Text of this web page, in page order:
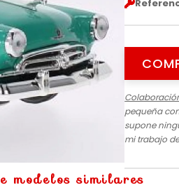
pequeña
supone
mi trabajo
modelos similares